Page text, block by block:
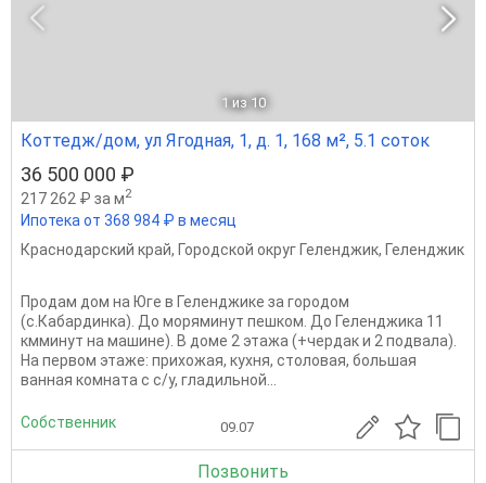
1 из 10
Коттедж/дом, ул Ягодная, 1, д. 1, 168 м², 5.1 соток
36 500 000 ₽
217 262 ₽ за м2
Ипотека от 368 984 ₽ в месяц
Краснодарский край, Городской округ Геленджик, Геленджик
Продам дом на Юге в Геленджике за городом
(с.Кабардинка). До моряминут пешком. До Геленджика 11
кмминут на машине). В доме 2 этажа (+чердак и 2 подвала).
На первом этаже: прихожая, кухня, столовая, большая
ванная комната с с/у, гладильной...
Собственник 09.07
Позвонить